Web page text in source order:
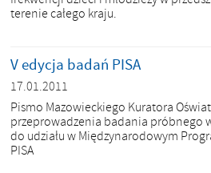
terenie całego kraju.
V edycja badań PISA
17.01.2011
Pismo Mazowieckiego Kuratora
przeprowadzenia badania próbnego
do udziału w Międzynarodowym
PISA